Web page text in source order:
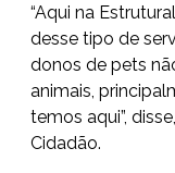
“Aqui na
desse tipo de
donos de pets
animais,
temos aqui”,
Cidadão.